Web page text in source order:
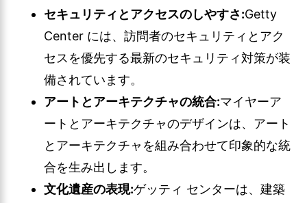
セキュリティとアクセスのしやすさ:Getty
Center には、訪問者のセキュリティとアク
セスを優先する最新のセキュリティ対策が装
備されています。
アートとアーキテクチャの統合:マイヤーア
ートとアーキテクチャのデザインは、アート
とアーキテクチャを組み合わせて印象的な統
合を生み出します。
文化遺産の表現:ゲッティ センターは、建築